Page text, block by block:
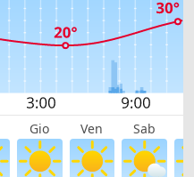
Gio Ven Sab